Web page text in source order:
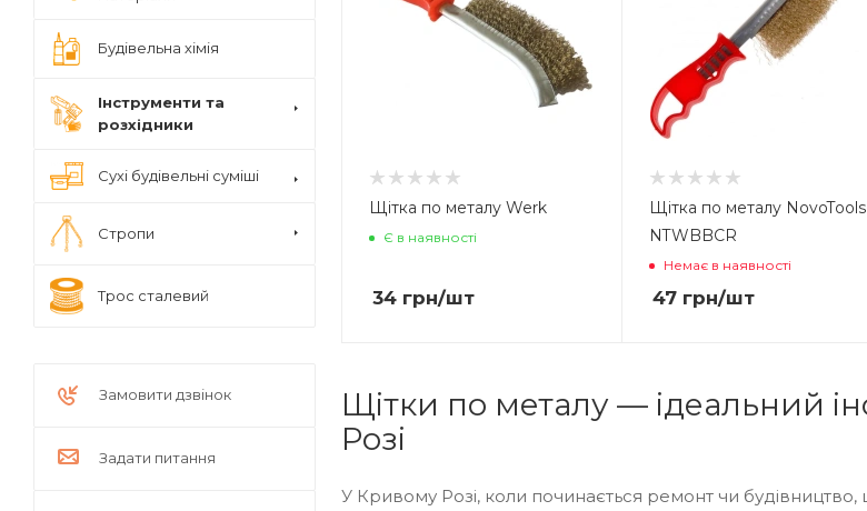
Щітка по металу Werk
Є в наявності
34 грн/шт
Щітка по металу NovoTools
NTWBBCR
Немає в наявності
47грн/шт
Щітки по металу — ідеальний
Розі
У Кривому Розі, коли починається ремонт чи
Будівельна хімія
Інструменти та
розхідники
Сухі будівельні суміші
Стропи
Трос сталевий
Замовити дзвінок
Задати питання